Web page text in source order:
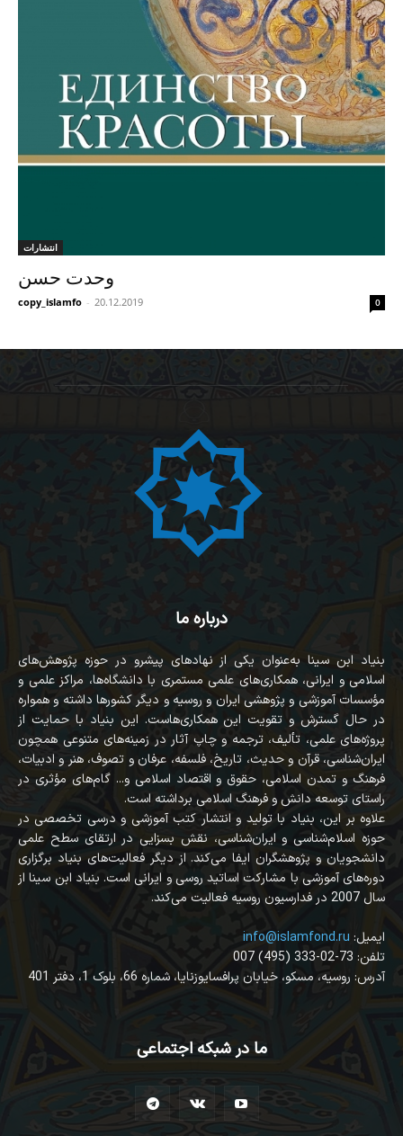
انتشارات
وحدت حسن
copy_islamfo - 20.12.2019 0
درباره ما
بنیاد ابن سینا به‌عنوان یکی از نهادهای پیشرو در حوزه پژوهش‌های
اسلامی و ایرانی، همکاری‌های علمی مستمری با دانشگاه‌ها، مراکز علمی و
مؤسسات آموزشی و پژوهشی ایران و روسیه و دیگر کشورها داشته و همواره
در حال گسترش و تقویت این همکاری‌هاست. این بنیاد با حمایت از
پروژه‌های علمی، تألیف، ترجمه و چاپ آثار در زمینه‌های متنوعی همچون
ایران‌شناسی، قرآن‌ و حدیث، تاریخ، فلسفه، عرفان و تصوف، هنر و ادبیات،
فرهنگ و تمدن اسلامی، حقوق و اقتصاد اسلامی و... گام‌های مؤثری در
راستای توسعه دانش و فرهنگ اسلامی برداشته است.
علاوه بر این، بنیاد با تولید و انتشار کتب آموزشی و درسی تخصصی در
حوزه اسلام‌شناسی و ایران‌شناسی، نقش بسزایی در ارتقای سطح علمی
دانشجویان و پژوهشگران ایفا می‌کند. از دیگر فعالیت‌های بنیاد برگزاری
دوره‌های آموزشی با مشارکت اساتید روسی و ایرانی است. بنیاد ابن سینا از
سال 2007 در فدارسیون روسیه فعالیت می‌کند.
info@islamfond.ru :ایمیل
007 (495) 333-02-73 :تلفن
آدرس: روسیه، مسکو، خیابان پرافسایوزنایا، شماره 66، بلوک 1، دفتر 401
ما در شبکه اجتماعی